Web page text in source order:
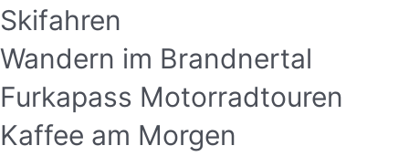
Skifahren
Wandern im Brandnertal
Furkapass Motorradtouren
Kaffee am Morgen